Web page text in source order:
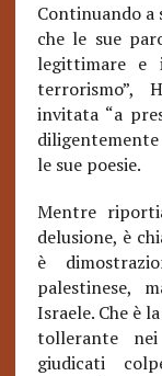
Continuando a
che le sue
legittimare e
terrorismo”,
invitata “a pre
le sue poesie.
Mentre
delusione, è
è
palestinese,
Israele. Che è
tollerante
giudicati